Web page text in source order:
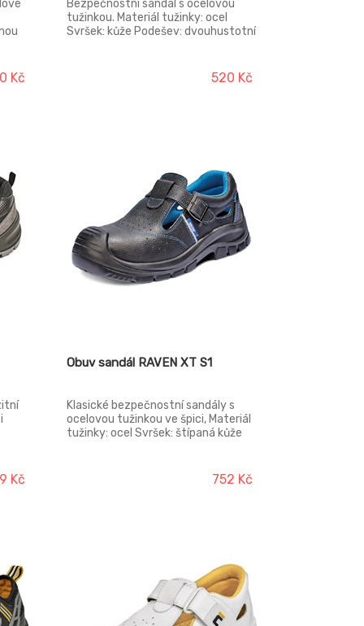
Kč
Bezpečnostní sandál s ocelovou
tužinkou. Materiál tužinky: ocel
Svršek: kůže Podešev: dvouhustotní
520 Kč
Kč
Obuv sandál RAVEN XT S1
Klasické bezpečnostní sandály s
ocelovou tužinkou ve špici, Materiál
tužinky: ocel Svršek: štípaná kůže
752 Kč